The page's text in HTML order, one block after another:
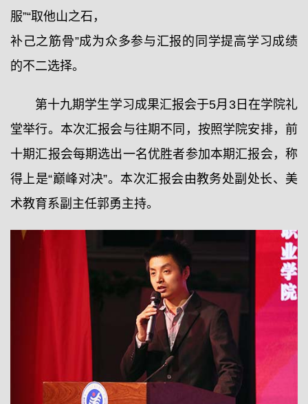
服”“取他山之石，
补己之筋骨”成为众多参与汇报的同学提高学习成绩
的不二选择。
第十九期学生学习成果汇报会于5月3日在学院礼
堂举行。本次汇报会与往期不同，按照学院安排，前
十期汇报会每期选出一名优胜者参加本期汇报会，称
得上是“巅峰对决”。本次汇报会由教务处副处长、美
术教育系副主任郭勇主持。